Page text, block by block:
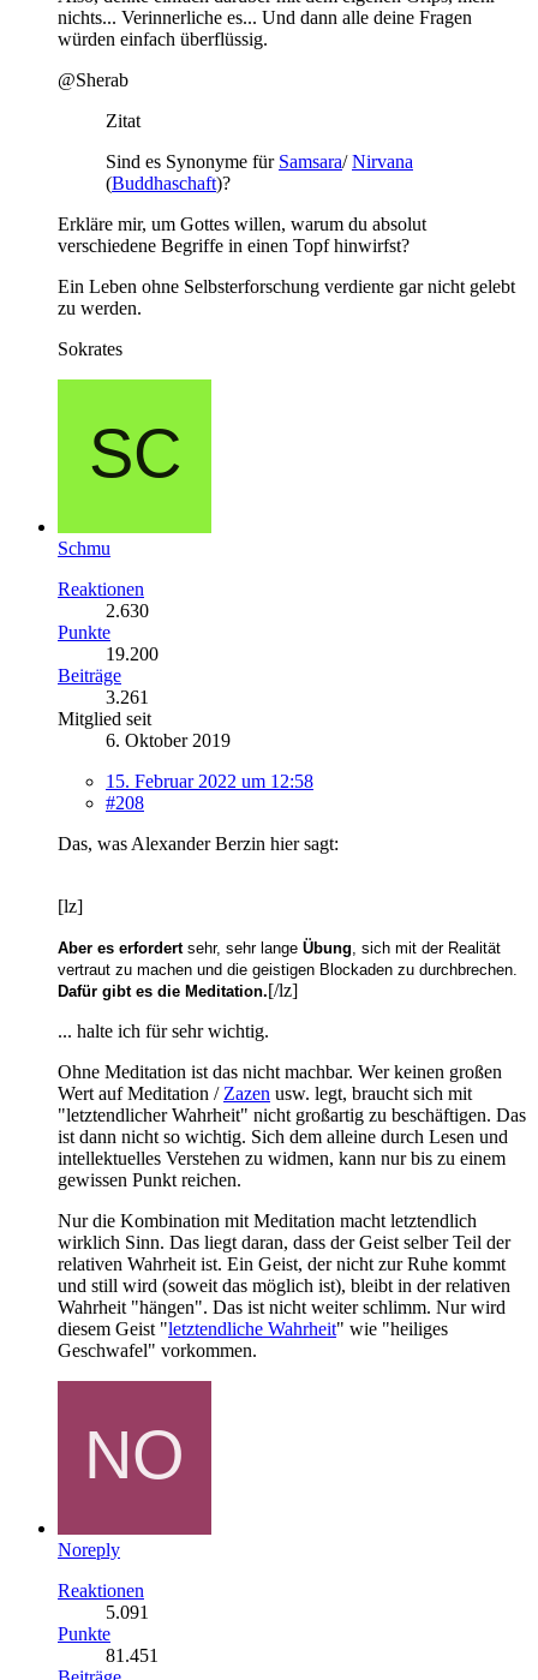
nichts... Verinnerliche es... Und dann alle deine Fragen
würden einfach überflüssig.
@Sherab
Zitat
Sind es Synonyme für Samsara/Nirvana
(Buddhaschaft)?
Erkläre mir, um Gottes willen, warum du absolut
verschiedene Begriffe in einen Topf hinwirfst?
Ein Leben ohne Selbsterforschung verdiente gar nicht gelebt
zu werden.
Sokrates
Schmu
Reaktionen
2.630
Punkte
19.200
Beiträge
3.261
Mitglied seit
6. Oktober 2019
15. Februar 2022 um 12:58
#208
Das, was Alexander Berzin hier sagt:
[lz]
Aber es erfordert sehr, sehr lange Übung , sich mit der Realität
vertraut zu machen und die geistigen Blockaden zu durchbrechen.
Dafür gibt es die Meditation.[/lz]
... halte ich für sehr wichtig.
Ohne Meditation ist das nicht machbar. Wer keinen großen
Wert auf Meditation / Zazen usw. legt, braucht sich mit
"letztendlicher Wahrheit" nicht großartig zu beschäftigen. Das
ist dann nicht so wichtig. Sich dem alleine durch Lesen und
intellektuelles Verstehen zu widmen, kann nur bis zu einem
gewissen Punkt reichen.
Nur die Kombination mit Meditation macht letztendlich
wirklich Sinn. Das liegt daran, dass der Geist selber Teil der
relativen Wahrheit ist. Ein Geist, der nicht zur Ruhe kommt
und still wird (soweit das möglich ist), bleibt in der relativen
Wahrheit "hängen". Das ist nicht weiter schlimm. Nur wird
diesem Geist "letztendliche Wahrheit" wie "heiliges
Geschwafel" vorkommen.
Noreply
Reaktionen
5.091
Punkte
81.451